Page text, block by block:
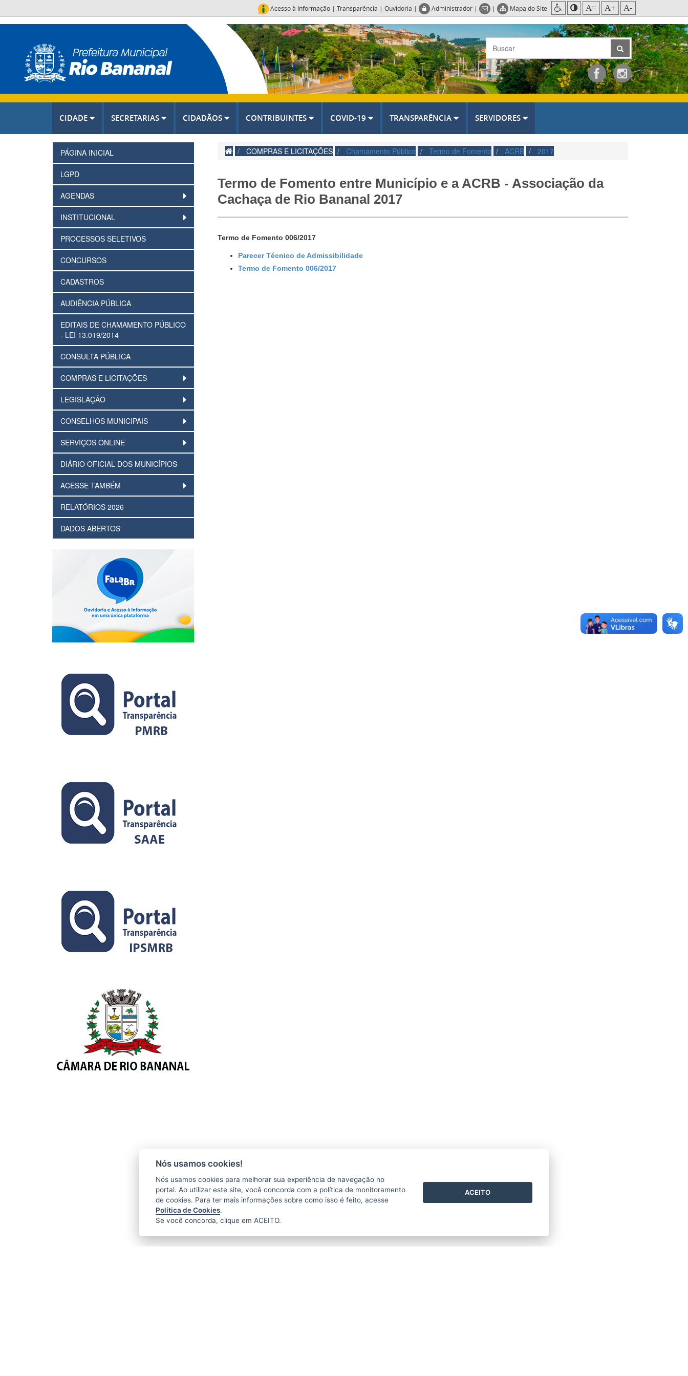
Acesso à Informação | Transparência | Ouvidoria | Administrador | | Mapa do Site A= A+ A-
CIDADE SECRETARIAS CIDADÃOS CONTRIBUINTES COVID-19 TRANSPARÊNCIA SERVIDORES
PÁGINA INICIAL
LGPD
AGENDAS
INSTITUCIONAL
PROCESSOS SELETIVOS
CONCURSOS
CADASTROS
AUDIÊNCIA PÚBLICA
EDITAIS DE CHAMAMENTO PÚBLICO
- LEI 13.019/2014
CONSULTA PÚBLICA
COMPRAS E LICITAÇÕES
LEGISLAÇÃO
CONSELHOS MUNICIPAIS
SERVIÇOS ONLINE
DIÁRIO OFICIAL DOS MUNICÍPIOS
ACESSE TAMBÉM
RELATÓRIOS 2026
DADOS ABERTOS
COMPRAS E LICITAÇÕES Chamamento Público Termo de Fomento ACRB 2017
Termo de Fomento entre Município e a ACRB - Associação da
Cachaça de Rio Bananal 2017
Termo de Fomento 006/2017
Parecer Técnico de Admissibilidade
Termo de Fomento 006/2017
Nós usamos cookies!
Nós usamos cookies para melhorar sua experiência de navegação no
portal. Ao utilizar este site, você concorda com a política de monitoramento
de cookies. Para ter mais informações sobre como isso é feito, acesse
Política de Cookies.
Se você concorda, clique em ACEITO.
ACEITO